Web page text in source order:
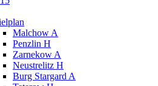
Malchow A
Penzlin H
Zarnekow A
Neustrelitz H
Burg Stargard A